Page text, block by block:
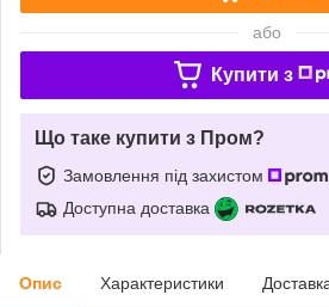
або
Купити з
Що таке купити з Пром?
Замовлення під захистом
Доступна доставка
Опис Характеристики